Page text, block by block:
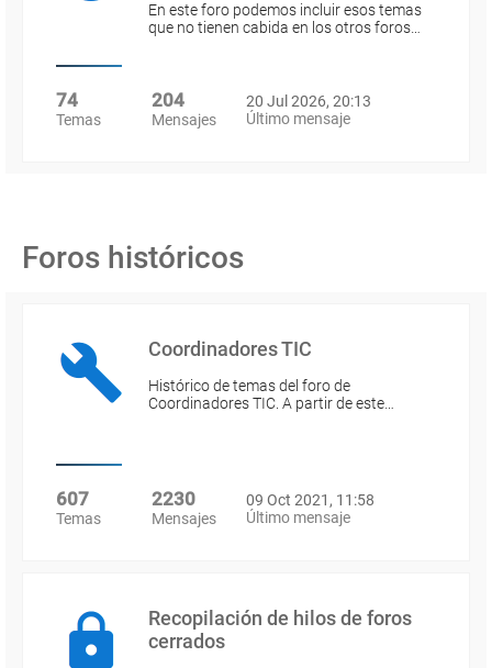
En este foro podemos incluir esos temas
que no tienen cabida en los otros foros…
74
Temas
204
Mensajes
20 Jul 2026, 20:13
Último mensaje
Foros históricos
Coordinadores TIC
Histórico de temas del foro de
Coordinadores TIC. A partir de este…
607
Temas
2230
Mensajes
09 Oct 2021, 11:58
Último mensaje
Recopilación de hilos de foros
cerrados